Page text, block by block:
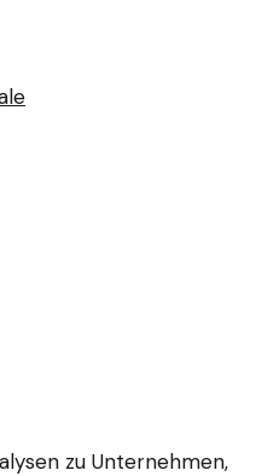
zu Unternehmen,